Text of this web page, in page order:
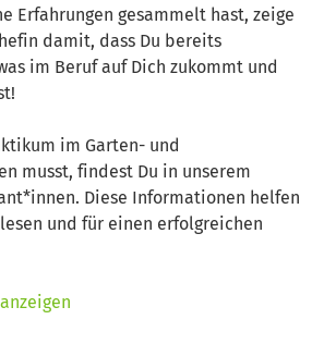
Erfahrungen gesammelt hast, zeige
damit, dass Du bereits
im Beruf auf Dich zukommt und
im Garten- und
musst, findest Du in unserem
Diese Informationen helfen
und für einen erfolgreichen